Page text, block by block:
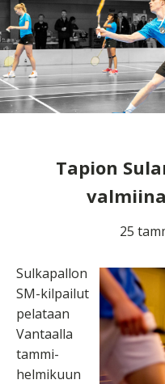
Tapion
25
Sulkapallon
SM-kilpailut
pelataan
Vantaalla
tammi-
helmikuun